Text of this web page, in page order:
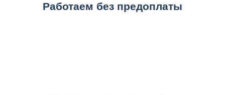
Работаем без предоплаты